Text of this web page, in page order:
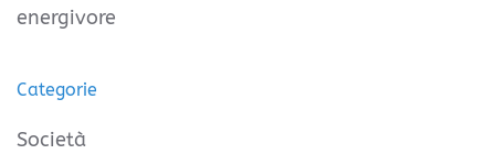
energivore
Categorie
Società